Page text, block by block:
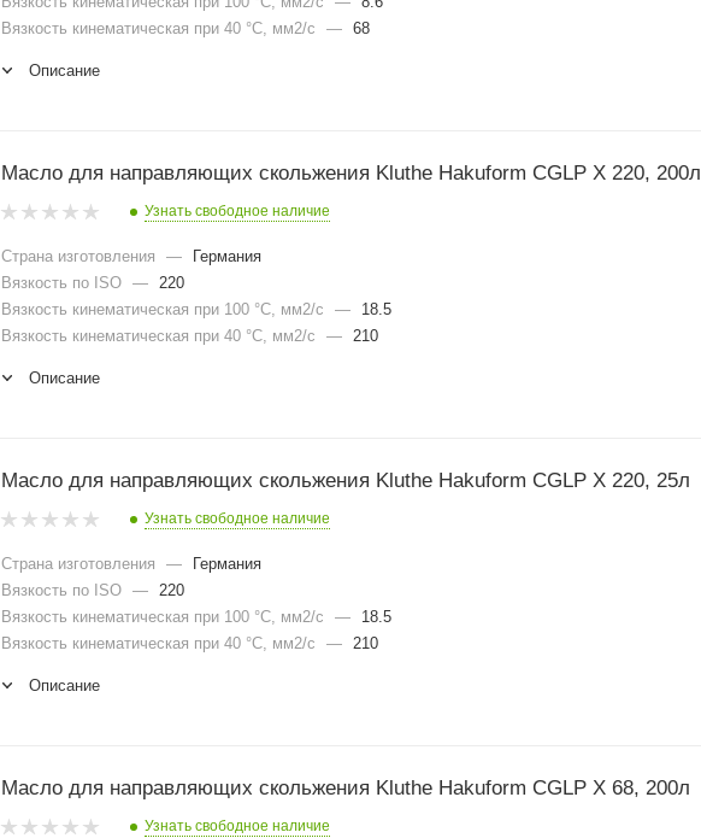
Вязкость кинематическая при 40 °С, мм2/с
— 68
Описание
Масло для направляющих скольжения Kluthe Hakuform CGLP X 220, 200л
Узнать свободное наличие
Страна изготовления —
Германия
Вязкость по ISO —
220
Вязкость кинематическая при 100 °С, мм2/с
—
18.5
Вязкость кинематическая при 40 °С, мм2/с
— 210
Описание
Масло для направляющих скольжения Kluthe Hakuform CGLP X 220, 25л
Узнать свободное наличие
Страна изготовления —
Германия
Вязкость по ISO —
220
Вязкость кинематическая при 100 °С, мм2/с
—
18.5
Вязкость кинематическая при 40 °С, мм2/с
— 210
Описание
Масло для направляющих скольжения Kluthe Hakuform CGLP X 68, 200л
Узнать свободное наличие